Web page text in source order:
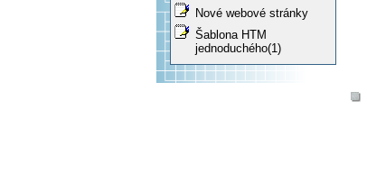
Nové webové stránky
Šablona HTM
jednoduchého(1)